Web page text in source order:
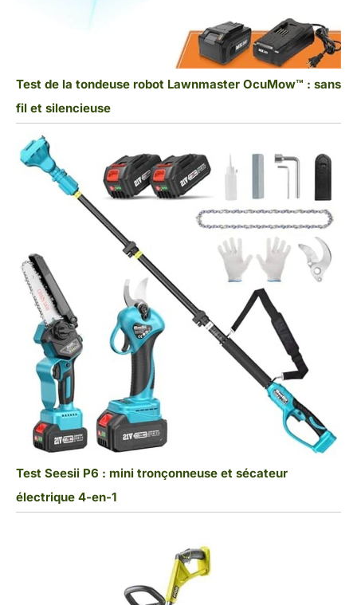
Test de la tondeuse robot Lawnmaster OcuMow™ : sans
fil et silencieuse
Test Seesii P6 : mini tronçonneuse et sécateur
électrique 4-en-1